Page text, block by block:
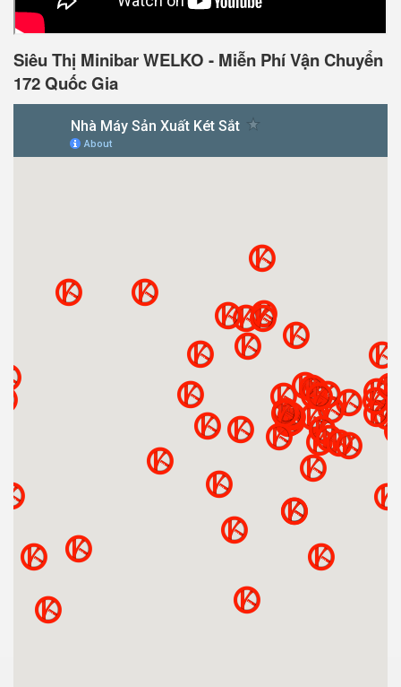
Siêu Thị Minibar WELKO - Miễn Phí Vận Chuyển
172 Quốc Gia